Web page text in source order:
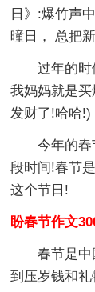
日》:爆竹声
曈日， 总把
过年的时
我妈妈就是
发财了!哈哈!)
今年的
段时间!春节
这个节日!
盼春节作文
春节是
到压岁钱和